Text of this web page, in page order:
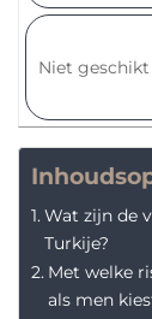
Niet
Wat zijn de
Turkije?
Met welke
als men